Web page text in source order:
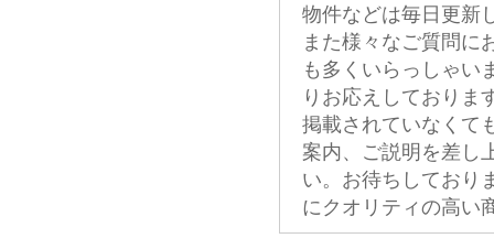
物件などは毎日更新
また様々なご質問に
も多くいらっしゃい
りお応えしておりま
掲載されていなくて
案内、ご説明を差し
い。お待ちしており
にクオリティの高い